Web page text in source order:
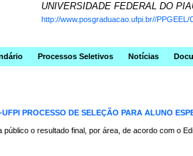
UNIVERSIDADE FEDERAL DO
http://www.posgraduacao.ufpi.br//PPGEEL/
Processos Seletivos Notícias
UFPI PROCESSO DE SELEÇÃO PARA ALUNO
público o resultado final, por área, de acordo com o